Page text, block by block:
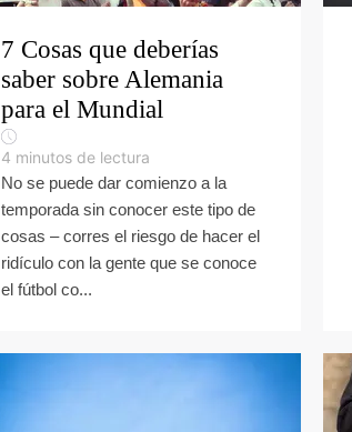
7 Cosas que deberías
saber sobre Alemania
para el Mundial
4 minutos de lectura
No se puede dar comienzo a la
temporada sin conocer este tipo de
cosas – corres el riesgo de hacer el
ridículo con la gente que se conoce
el fútbol co...